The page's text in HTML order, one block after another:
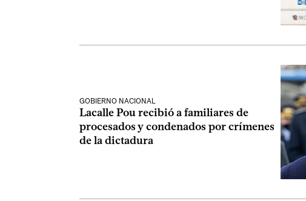
GOBIERNO NACIONAL
Lacalle Pou recibió a familiares de
procesados y condenados por crímenes
de la dictadura